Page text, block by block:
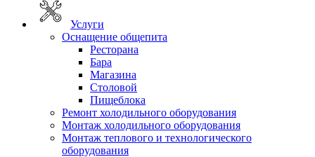
Услуги
Оснащение общепита
Ресторана
Бара
Магазина
Столовой
Пищеблока
Ремонт холодильного оборудования
Монтаж холодильного оборудования
Монтаж теплового и технологического
оборудования